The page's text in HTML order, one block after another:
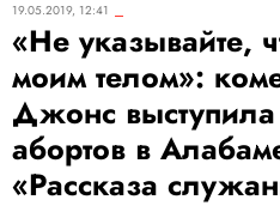
19.05.2019, 12:41
«Не указывайте,
моим телом»:
Джонс выступила
абортов в
«Рассказа